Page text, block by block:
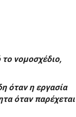
το νομοσχέδιο,
όταν η εργασία
όταν παρέχεται